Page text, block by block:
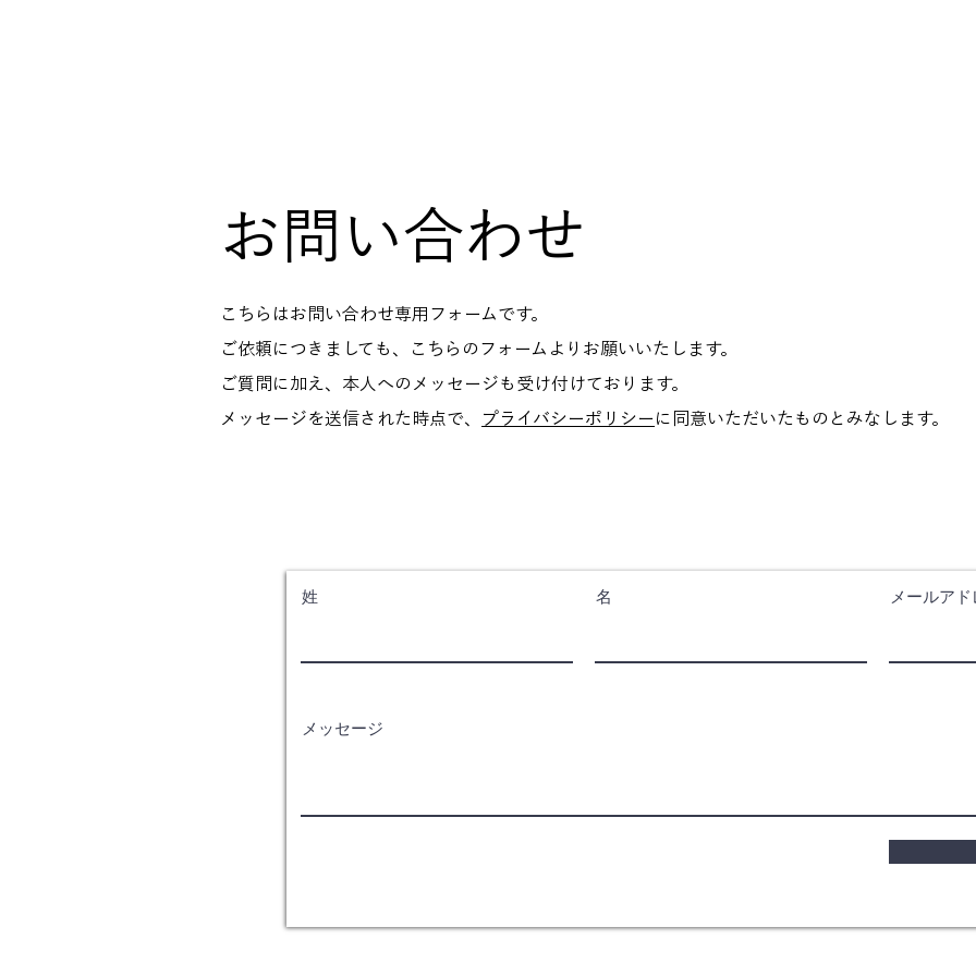
お問い合わせ
こちらはお問い合わせ専用フォームです。
ご依頼につきましても、こちらのフォームよりお願いいたします。
ご質問に加え、本人へのメッセージも受け付けております。
メッセージを送信された時点で、
プライバシーポリシー に同意いただいたものとみなします。
姓 名 メールアド
メッセージ